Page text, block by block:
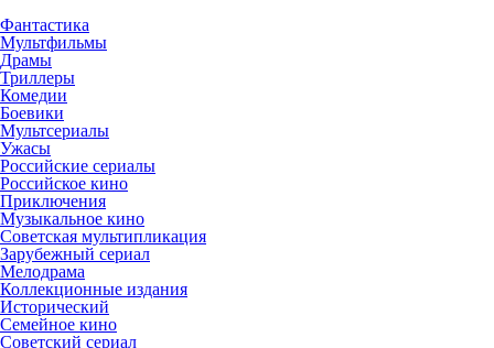
Фантастика
Мультфильмы
Драмы
Триллеры
Комедии
Боевики
Мультсериалы
Ужасы
Российские сериалы
Российское кино
Приключения
Музыкальное кино
Советская мультипликация
Зарубежный сериал
Мелодрама
Коллекционные издания
Исторический
Семейное кино
Советский сериал